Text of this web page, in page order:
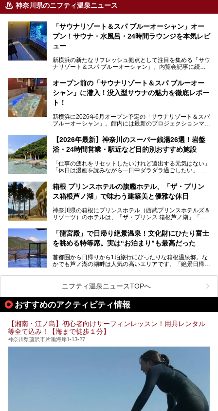
神奈川県のニフティ温泉ニュース
「サウナリゾート＆スパ ブルーオーシャン」オー
プン！サウナ・水風呂・24時間ラウンジを本気レビ
ュー
新横浜の新たなリフレッシュ拠点として注目を集める「サウ
ナリゾート＆スパ ブルーオーシャン」。内覧会記事に続
す。サウナや水風呂の気持ちよさはもちろん、リラックスス
ペースの過ごしやすさまで徹底チェック。新横浜エリアで日
常の疲れをリセットしたい人、ライブやスポーツ観戦遠征組
は必見です。
オープン前の「サウナリゾート＆スパ ブルーオー
シャン」に潜入！没入型サウナの魅力を徹底レポー
ト！
新横浜に2026年6月オープン予定の「サウナリゾート＆スパ
ブルーオーシャン」。館内には最新のプロジェクションマッ
的な“没入感（イマーシブ）”を体験できます。
今回は、そんな大注目の施設に一足先にお邪魔し、その全貌
を見学させていただきました！
サウナ室の中に咲き誇る桜、魚たちが泳ぐ水風呂、そしてバ
リのビーチを思わせる休憩スペース…。驚きの連続だった館
内の様子をレポートします！
【2026年最新】神奈川のスーパー銭湯26選！岩盤
浴・24時間営業・駅近など目的別おすすめ施設
「仕事の疲れをリセットしたいけれど遠出する元気はない」
「休日は漫画を読みながら一日中ダラダラ過ごしたい」
たい」
そんな「癒やされたい」という願いを叶えてくれるのが、神
神奈川県には、サウナや岩盤浴、一日中遊べるエンタメ施設
など、“非日常”を味わえるスーパー銭湯が数多く揃っていま
う」という人も多いはず。
そこで今回は、神奈川県内の人気施設26選を「安さ」「岩
業」「駅近」など、目的別に厳選して紹介します。
今の気分にぴったりの施設を見つけて、最高のリフレッシュ
箱根 プリンスホテルの旗艦ホテル、「ザ・プリン
ス箱根芦ノ湖」で味わう建築美と優雅な休日
神奈川県の箱根にプリンスホテル（西武プリンスホテルズ＆
リゾーツ）のホテルは、「ザ・プリンス 箱根芦ノ湖」「芦
「箱根仙石原プリンスホテル」と4軒あり、今回ご紹介する
「ザ・プリンス 箱根芦ノ湖」は、その中でもフラッグシッ
プ（旗艦）に位置づけられる特別なホテルです。
昭和の日本を代表する建築家の一人、村野藤吾が芦ノ湖の畔
に建てた桃源郷のようなホテルがここ。自家源泉の温泉や、
提供元：株式会社西武・プリンスホテルズワールドワイド
【PR】
この記事はザ・プリンス 箱根芦ノ湖のPR記事です。
「龍宮殿」で日帰り絶景温泉！文化財にひたり富士
を眺める特等席。実は“お泊まり”も最高だった
首都圏から日帰りから1泊旅行にぴったりな箱根温泉郷。な
かでも芦ノ湖の湖畔は人気の高いエリアです。「絶景日帰り
が楽しめるまさに眺望自慢の日帰り温泉。
そしてここは全24室の「箱根 芦ノ湖畔蛸川温泉 龍宮殿」と
して宿泊もできます。宿泊者は「龍宮殿本館」の営業時間に
加えて、朝6時からの宿泊者専用時間帯にも「龍宮殿本館」
のお風呂が利用できます。
今回は日帰り温泉としての「絶景日帰り温泉 龍宮殿本館
（以下、龍宮殿本館）」と、旅館としての「箱根 芦ノ湖畔
蛸川温泉 龍宮殿（以下、龍宮殿）」の両方の魅力をたっぷ
りお伝えします！
ここは箱根神社、九頭龍神社、白龍神社、箱根元宮と箱根の
4つの神社に囲まれたパワースポットです。
提供元：株式会社西武・プリンスホテルズワールドワイド
この記事は箱根 芦ノ湖畔蛸川温泉 龍宮殿のPR記事です。
ニフティ温泉ニュースTOPへ
おすすめのアクティビティ情報
【湘南・江ノ島】初心者向けサーフィンレッスン！用具レンタル
等全て込み！【海まで徒歩１分】
神奈川県藤沢市片瀬海岸1-13-27